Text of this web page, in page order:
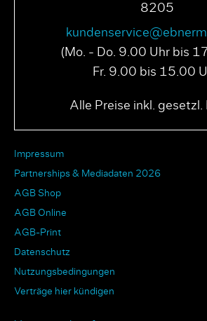
8205
(Mo. - Do. 9.00 Uhr bis
Fr. 9.00 bis 15.00
Alle Preise inkl. gesetzl.
Impressum
Partnerships & Mediadaten 2026
AGB Shop
AGB Online
AGB-Print
Datenschutz
Nutzungsbedingungen
Verträge hier kündigen